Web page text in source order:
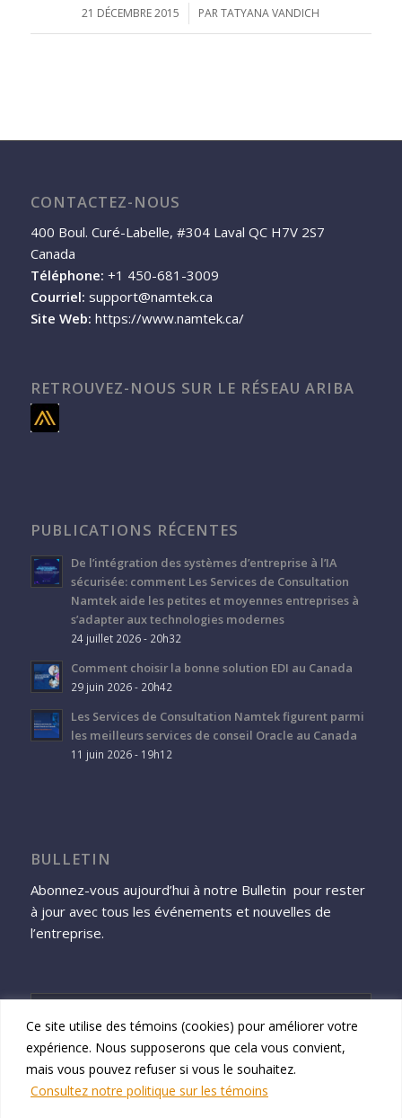
Ce site utilise des témoins (cookies) pour améliorer votre
expérience. Nous supposerons que cela vous convient,
mais vous pouvez refuser si vous le souhaitez.
Consultez notre politique sur les témoins
21 DÉCEMBRE 2015
/ PARTATYANA VANDICH
CONTACTEZ-NOUS
400 Boul. Curé-Labelle, #304 Laval QC H7V 2S7
Canada
Téléphone: +1 450-681-3009
Courriel: support@namtek.ca
Site Web: https://www.namtek.ca/
RETROUVEZ-NOUS SUR LE RÉSEAU ARIBA
PUBLICATIONS RÉCENTES
De l’intégration des systèmes d’entreprise à l’IA
sécurisée: comment Les Services de Consultation
Namtek aide les petites et moyennes entreprises à
s’adapter aux technologies modernes
24 juillet 2026 - 20h32
Comment choisir la bonne solution EDI au Canada
29 juin 2026 - 20h42
Les Services de Consultation Namtek figurent parmi
les meilleurs services de conseil Oracle au Canada
11 juin 2026 - 19h12
BULLETIN
Abonnez-vous aujourd’hui à notre Bulletin pour rester
à jour avec tous les événements et nouvelles de
l’entreprise.
S'inscrire